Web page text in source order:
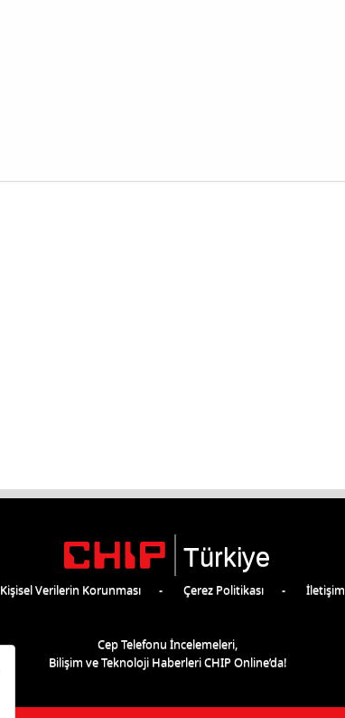
Türkiye
Kişisel Verilerin Korunması Çerez Politikası İletişim
Cep Telefonu İncelemeleri,
Bilişim ve Teknoloji Haberleri CHIP Online’da!